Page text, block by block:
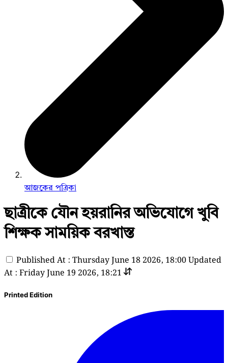
আজকের পত্রিকা
ছাত্রীকে যৌন হয়রানির অভিযোগে খুবি
শিক্ষক সাময়িক বরখাস্ত
Published At : Thursday June 18 2026, 18:00Updated
At : Friday June 19 2026, 18:21
Printed Edition